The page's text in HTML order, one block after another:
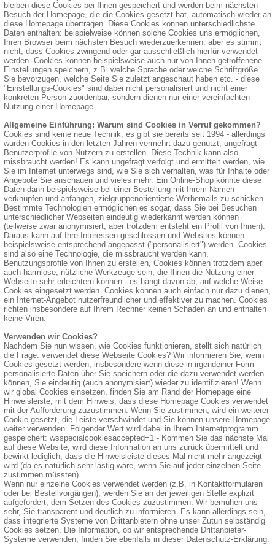
bleiben diese Cookies bei Ihnen gespeichert und werden beim nächsten
Besuch der Homepage, die die Cookies gesetzt hat, automatisch wieder an
diese Homepage übertragen. Diese Cookies können unterschiedlichste
Daten enthalten: beispielweise können solche Cookies uns ermöglichen,
Ihren Browser beim nächsten Besuch wiederzuerkennen, aber es stimmt
nicht, dass Cookies zwingend oder gar ausschließlich hierfür verwendet
werden. Cookies können beispielsweise auch nur von Ihnen getroffenene
Einstellungen speichern, z.B. welche Sprache oder welche Schriftgröße
Sie bevorzugen, welche Seite Sie zuletzt angeschaut haben etc. - diese
"Einstellungs-Cookies" sind dabei nicht personalisiert und nicht einer
konkreten Person zuordenbar, sondern dienen nur einer vereinfachten
Nutzung einer Homepage.
Allgemeine Einführung: Warum sind Cookies in Verruf gekommen?
Cookies sind keine neue Technik, es gibt sie bereits seit 1994 - allerdings
wurden Cookies in den letzten Jahren vermehrt dazu genutzt, ungefragt
Benutzerprofile von Nutzern zu erstellen. Diese Technik kann also
missbraucht werden! Es kann ungefragt verfolgt und ermittelt werden, wie
Sie im Internet unterwegs sind, wie Sie sich verhalten, was für Inhalte oder
Angebote Sie anschauen und vieles mehr. Ein Online-Shop könnte diese
Daten dann beispielsweise bei einer Bestellung mit Ihrem Namen
verknüpfen und anfangen, zielgruppenorientierte Werbemails zu schicken.
Bestimmte Technologien ermöglichen es sogar, dass Sie bei Besuchen
unterschiedlicher Webseiten eindeutig wiederkannt werden können
(teilweise zwar anonymisiert, aber trotzdem entsteht ein Profil von Ihnen).
Daraus kann auf Ihre Interessen geschlossen und Websites können
beispielsweise entsprechend angepasst ("personalisiert") werden. Cookies
sind also eine Technologie, die missbraucht werden kann,
Benutzungsprofile von Ihnen zu erstellen, Cookies können trotzdem aber
auch harmlose, nützliche Werkzeuge sein, die Ihnen die Nutzung einer
Webseite sehr erleichtern können - es hängt davon ab, auf welche Weise
Cookies eingesetzt werden. Cookies können auch einfach nur dazu dienen,
ein Internet-Angebot nutzerfreundlicher und effektiver zu machen. Cookies
richten insbesondere auf Ihrem Rechner keinen Schaden an und enthalten
keine Viren.
Verwenden wir Cookies?
Nachdem Sie nun wissen, wie Cookies funktionieren, stellt sich natürlich
die Frage: verwendet diese Webseite Cookies? Wir informieren Sie, wenn
Cookies gesetzt werden, insbesondere wenn diese in irgendeiner Form
personalisierte Daten über Sie speichern oder die dazu verwendet werden
können, Sie eindeutig (auch anonymisiert) wieder zu identifizieren! Wenn
wir global Cookies einsetzen, finden Sie am Rand der Homepage eine
Hinweisleiste, mit dem Hinweis, dass diese Homepage Cookies verwendet
mit der Aufforderung zuzustimmen. Wenn Sie zustimmen, wird ein weiterer
Cookie gesetzt, die Leiste verschwindet und Sie können unsere Homepage
weiter verwenden. Folgender Wert wird dabei in Ihrem Internetprogramm
gespeichert: wsspecialcookiesaccepted=1 - Kommen Sie das nächste Mal
auf diese Website, wird diese Information an uns zurück übermittelt und
bewirkt lediglich, dass die Hinweisleiste dieses Mal nicht mehr angezeigt
wird (da es natürlich sehr lästig wäre, wenn Sie auf jeder einzelnen Seite
zustimmen müssten).
Wenn nur einzelne Cookies verwendet werden (z.B. in Kontaktformularen
oder bei Bestellvorgängen), werden Sie an der jeweiligen Stelle explizit
aufgefordert, dem Setzen des Cookies zuzustimmen. Wir bemühen uns
sehr, Sie transparent und deutlich zu informieren. Es kann allerdings sein,
dass integrierte Systeme von Drittanbietern ohne unser Zutun selbständig
Cookies setzen. Die Information, ob wir entsprechende Drittanbieter-
Systeme verwenden, finden Sie ebenfalls in dieser Datenschutz-Erklärung.